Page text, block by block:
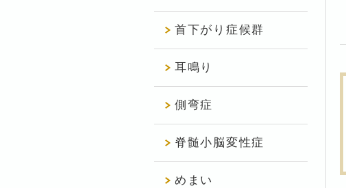
首下がり症候群
耳鳴り
側弯症
脊髄小脳変性症
めまい